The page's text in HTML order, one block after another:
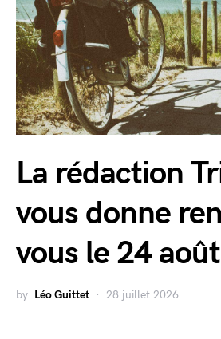
La rédaction
vous donne
vous le 24 août
by Léo Guittet 28 juillet 2026